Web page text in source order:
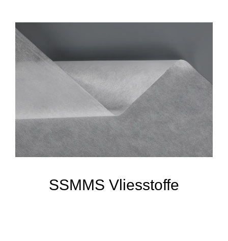
SSMMS Vliesstoffe